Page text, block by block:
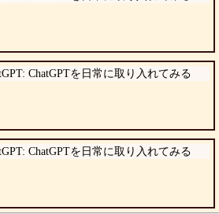
ChatGPTを日常に取り入れてみる
ChatGPTを日常に取り入れてみる